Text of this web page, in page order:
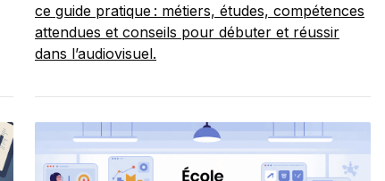
ce guide pratique : métiers, études, compétences
attendues et conseils pour débuter et réussir
dans l’audiovisuel.